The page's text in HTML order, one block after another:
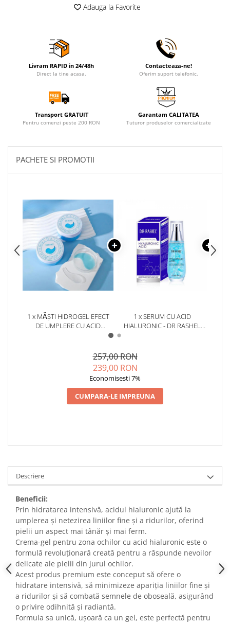
Adauga la Favorite
Livram RAPID in 24/48h
Direct la tine acasa.
Contacteaza-ne!
Oferim suport telefonic.
Transport GRATUIT
Pentru comenzi peste 200 RON
Garantam CALITATEA
Tuturor produselor comercializate
PACHETE SI PROMOTII
1 x MǍŞTI HIDROGEL EFECT
DE UMPLERE CU ACID
HIALURONIC- HYDROGEL EYE
1 x SERUM CU ACID
HIALURONIC - DR RASHEL
HYALURONIC ACID INFUSED
257,00 RON
239,00 RON
Economisesti 7%
CUMPARA-LE IMPREUNA
Descriere
Beneficii:
Prin hidratarea intensivă, acidul hialuronic ajută la
umplerea și netezirea liniilor fine și a ridurilor, oferind
pielii un aspect mai tânăr și mai ferm.
Crema-gel pentru zona ochilor cu acid hialuronic este o
formulă revoluționară creată pentru a răspunde nevoilor
delicate ale pielii din jurul ochilor.
Acest produs premium este conceput să ofere o
hidratare intensivă, să minimizeze apariția liniilor fine și
a ridurilor și să combată semnele de oboseală, asigurând
o privire odihnită și radiantă.
Formula sa unică, ușoară ca un gel, este perfectă pentru